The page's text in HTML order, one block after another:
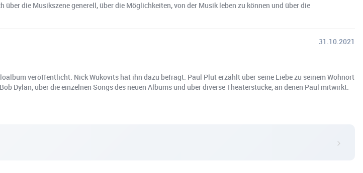
die Musikszene generell, über die Möglichkeiten, von der Musik leben zu können und über die
31.10.2021
veröffentlicht. Nick Wukovits hat ihn dazu befragt. Paul Plut erzählt über seine Liebe zu seinem Wohnort
Dylan, über die einzelnen Songs des neuen Albums und über diverse Theaterstücke, an denen Paul mitwirkt.